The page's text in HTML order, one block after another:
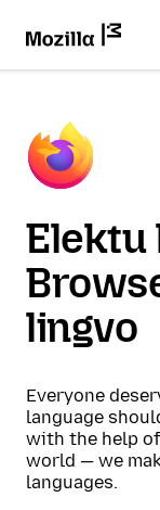
Elektu
lingvo
Everyone
language
with the help
world — we
languages.